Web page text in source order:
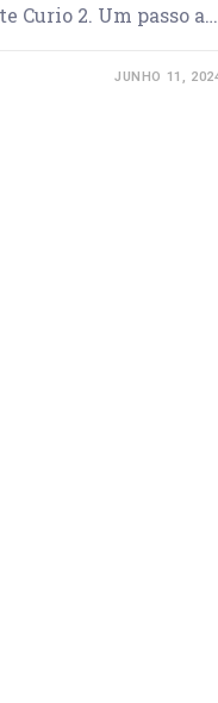
Curio 2. Um passo a…
JUNHO 11,